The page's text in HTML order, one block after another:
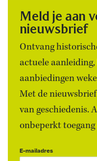
Meld je aan
nieuwsbrief
Ontvang
actuele
aanbiedingen
Met de
van geschiedenis.
onbeperkt
E-mailadres